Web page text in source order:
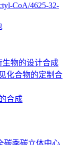
CoA/4625-32-
生物的设计合成
化合物的定制合
合成
碳季碳立体中心